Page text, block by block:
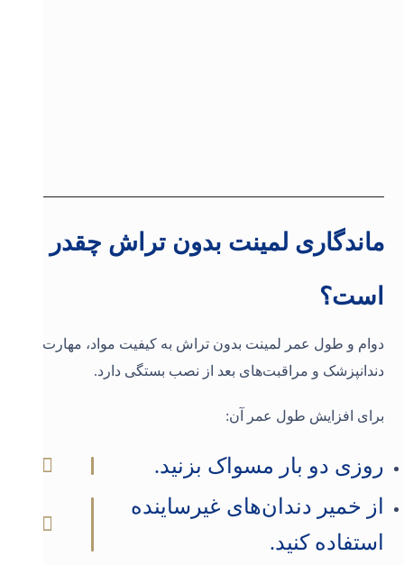
ماندگاری لمینت بدون تراش چقدر
است؟
دوام و طول عمر لمینت بدون تراش به کیفیت مواد، مهارت
دندانپزشک و مراقبت‌های بعد از نصب بستگی دارد.
برای افزایش طول عمر آن:
روزی دو بار مسواک بزنید.
از خمیر دندان‌های غیرساینده
استفاده کنید.